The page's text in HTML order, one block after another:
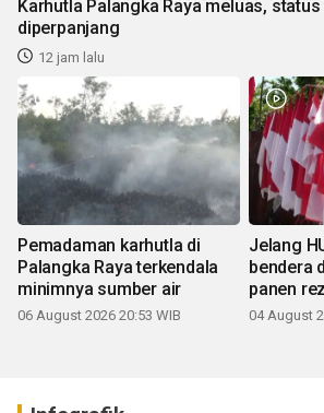
Karhutla Palangka Raya meluas,
diperpanjang
12 jam lalu
Pemadaman karhutla di
Palangka Raya terkendala
minimnya sumber air
06 August 2026 20:53 WIB
Jelang
bendera
panen
04 August